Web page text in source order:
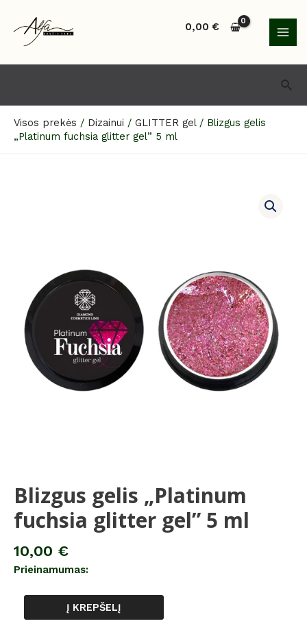
turinio
0,00€
Visos prekės / Dizainui / GLITTER gel/ Blizgus gelis
„Platinum fuchsia glitter gel” 5 ml
Blizgus gelis „Platinum
fuchsia glitter gel” 5 ml
10,00 €
Prieinamumas:
gel”
ml
Į KREPŠELĮ